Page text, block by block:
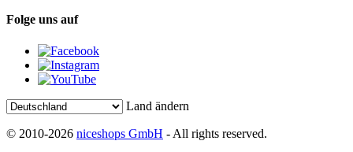
Folge uns auf
Land ändern
© 2010-2026 niceshops GmbH - All rights reserved.